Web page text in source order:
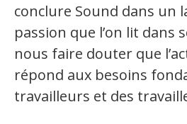
conclure Sound dans un
passion que l’on lit dans
nous faire douter que
répond aux besoins
travailleurs et des